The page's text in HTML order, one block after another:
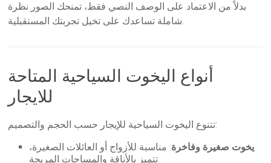
بدلاً من الاعتماد على الوصف النصي فقط، تمنحك الصور نظرة
شاملة تساعدك على تخيل تجربتك المستقبلية.
أنواع اليخوت السياحية المتاحة
للايجار
تتنوع اليخوت السياحية للإيجار حسب الحجم والتصميم:
يخوت صغيرة وفاخرة: مناسبة للأزواج أو العائلات الصغيرة،
تتميز بالأناقة والمساحات المريحة.